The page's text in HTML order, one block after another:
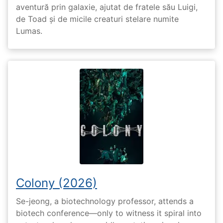
aventură prin galaxie, ajutat de fratele său Luigi,
de Toad și de micile creaturi stelare numite
Lumas.
Colony (2026)
Se-jeong, a biotechnology professor, attends a
biotech conference—only to witness it spiral into